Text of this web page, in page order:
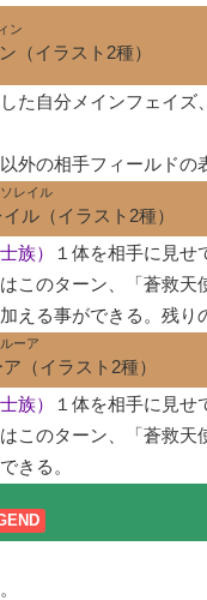
ン
（イラスト2種）
た自分メインフェイ
外の相手フィールド
レイル
ル（イラスト2種）
族）
１体を相手に見せ
このターン、「蒼救
える事ができる。残り
ーア
（イラスト2種）
族）
１体を相手に見せ
このターン、「蒼救
きる。